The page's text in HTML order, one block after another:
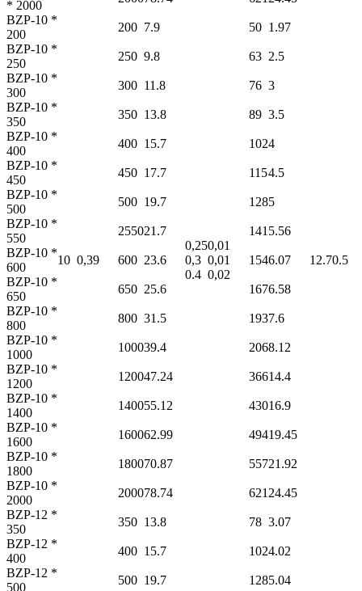
* 2000
BZP-10 *
200
10 0,39
200 7.9
0,25
0,3
0.4
0,01
0,01
0,02
50 1.97
12.70.5
BZP-10 *
250
250 9.8 63 2.5
BZP-10 *
300
300 11.8 76 3
BZP-10 *
350
350 13.8 89 3.5
BZP-10 *
400
400 15.7 1024
BZP-10 *
450
450 17.7 1154.5
BZP-10 *
500
500 19.7 1285
BZP-10 *
550
255021.7 141 5.56
BZP-10 *
600
600 23.6 1546.07
BZP-10 *
650
650 25.6 1676.58
BZP-10 *
800
800 31.5 1937.6
BZP-10 *
1000
100039.4 2068.12
BZP-10 *
1200
120047.24 36614.4
BZP-10 *
1400
140055.12 43016.9
BZP-10 *
1600
160062.99 49419.45
BZP-10 *
1800
180070.87 55721.92
BZP-10 *
2000
200078.74 621 24.45
BZP-12 *
350
350 13.8 78 3.07
BZP-12 *
400
400 15.7 1024.02
BZP-12 *
500
500 19.7 1285.04